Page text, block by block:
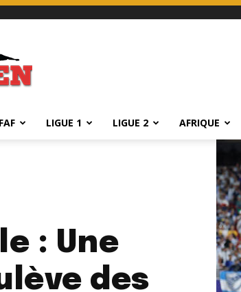
FAF LIGUE 1 LIGUE 2 AFRIQUE
: Une
des